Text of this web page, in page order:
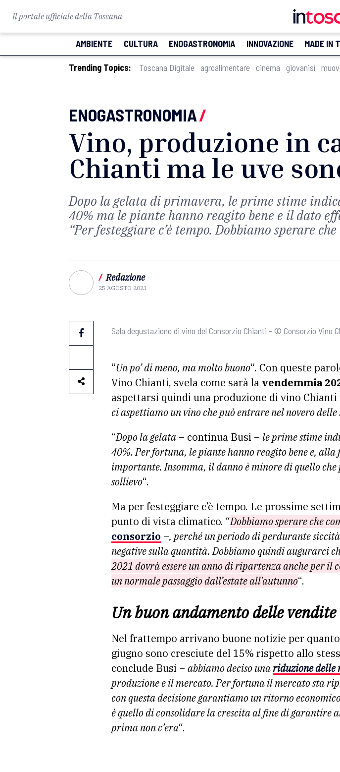
Il portale ufficiale della Toscana
AMBIENTE CULTURA ENOGASTRONOMIA INNOVAZIONE MADE IN
Trending Topics: Toscana Digitale agroalimentare cinema giovanisì
ENOGASTRONOMIA/
Vino, produzione in
Chianti ma le uve
Dopo la gelata di primavera, le prime stime
40% ma le piante hanno reagito bene e il dato
“Per festeggiare c’è tempo. Dobbiamo sperare
/ Redazione
25 AGOSTO 2021
Sala degustazione di vino del Consorzio Chianti - © Consorzio Vino
“Un po’ di meno, ma molto buono“. Con queste
Vino Chianti, svela come sarà la vendemmia
aspettarsi quindi una produzione di vino Chianti
ci aspettiamo un vino che può entrare nel novero
“Dopo la gelata – continua Busi – le prime stime
40%. Per fortuna, le piante hanno reagito bene e,
importante. Insomma, il danno è minore di quello
sollievo“.
Ma per festeggiare c’è tempo. Le prossime
punto di vista climatico. “Dobbiamo sperare che
consorzio –, perché un periodo di perdurante
negative sulla quantità. Dobbiamo quindi augurarci
2021 dovrà essere un anno di ripartenza anche per
un normale passaggio dall’estate all’autunno“.
Un buon andamento delle vendite
Nel frattempo arrivano buone notizie per
giugno sono cresciute del 15% rispetto allo
conclude Busi – abbiamo deciso unariduzione delle
produzione e il mercato. Per fortuna il mercato sta
con questa decisione garantiamo un ritorno
è quello di consolidare la crescita al fine di garantire
prima non c’era“.